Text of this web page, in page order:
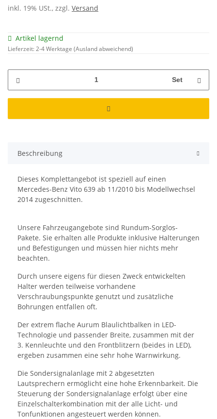
inkl. 19% USt., zzgl. Versand
Artikel lagernd
Lieferzeit:2-4 Werktage (Ausland abweichend)
Set
Beschreibung
Dieses Komplettangebot ist speziell auf einen
Mercedes-Benz Vito 639 ab 11/2010 bis Modellwechsel
2014 zugeschnitten.
Unsere Fahrzeugangebote sind Rundum-Sorglos-
Pakete. Sie erhalten alle Produkte inklusive Halterungen
und Befestigungen und müssen hier nichts mehr
beachten.
Durch unsere eigens für diesen Zweck entwickelten
Halter werden teilweise vorhandene
Verschraubungspunkte genutzt und zusätzliche
Bohrungen entfallen oft.
Der extrem flache Aurum Blaulichtbalken in LED-
Technologie und passender Breite, zusammen mit der
3. Kennleuchte und den Frontblitzern (beides in LED),
ergeben zusammen eine sehr hohe Warnwirkung.
Die Sondersignalanlage mit 2 abgesetzten
Lautsprechern ermöglicht eine hohe Erkennbarkeit. Die
Steuerung der Sondersignalanlage erfolgt über eine
Einzelschalterkombination mit der alle Licht- und
Tonfunktionen angesteuert werden können.